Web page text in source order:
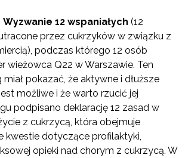
Wyzwanie 12 wspaniałych (12
przez cukrzyków w związku z
podczas którego 12 osób
wieżowca Q22 w Warszawie. Ten
pokazać, że aktywne i dłuższe
możliwe i że warto rzucić jej
podpisano deklarację 12 zasad w
z cukrzycą, która obejmuje
kwestie dotyczące profilaktyki,
opieki nad chorym z cukrzycą. W